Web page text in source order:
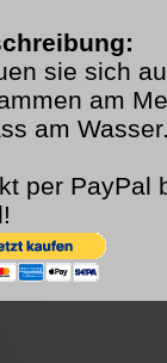
sie sich
am
am
per PayPal